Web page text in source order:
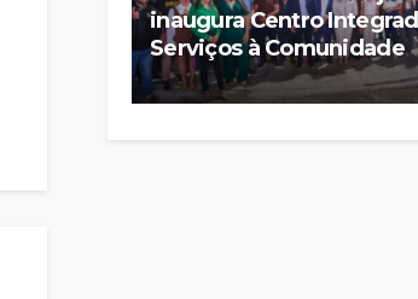
inaugura Centro
Serviços à Comunidade